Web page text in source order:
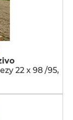
22 x 98 /95,